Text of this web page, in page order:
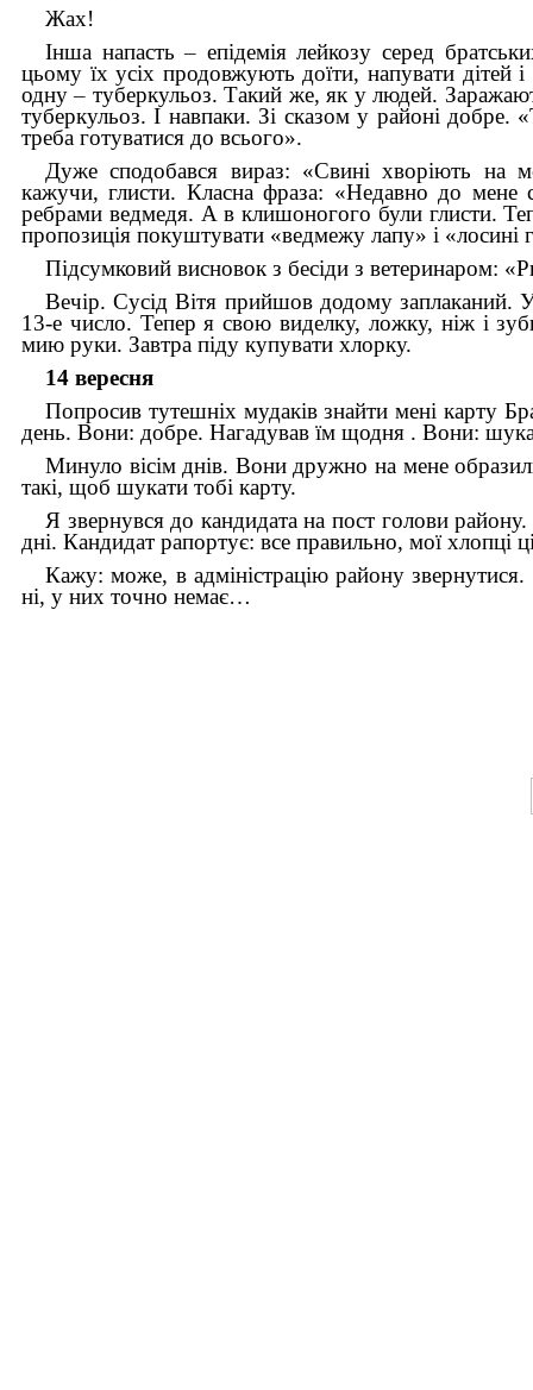
Жах!
Інша напасть– епідемія лейкозу серед
цьому їх усіх продовжують доїти, напувати
одну– туберкульоз. Такий же, як у людей.
туберкульоз. І навпаки. Зі сказом у районі добре.
треба готуватися до всього».
Дуже сподобався вираз: «Свині хворіють на
кажучи, глисти. Класна фраза: «Недавно до мене
ребрами ведмедя. А в клишоногого були глисти.
пропозиція покуштувати «ведмежу лапу» і «лосині
Підсумковий висновок з бесіди з ветеринаром:
Вечір. Сусід Вітя прийшов додому
13-е число. Тепер я свою виделку, ложку, ніж і
мию руки. Завтра піду купувати хлорку.
14 вересня
Попросив тутешніх мудаків знайти мені карту
день. Вони: добре. Нагадував їм щодня . Вони:
Минуло вісім днів. Вони дружно на мене
такі, щоб шукати тобі карту.
Я звернувся до кандидата на пост голови
дні. Кандидат рапортує: все правильно, мої хлопці
Кажу: може, в адміністрацію району
ні, у них точно немає…